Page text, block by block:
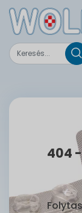
404